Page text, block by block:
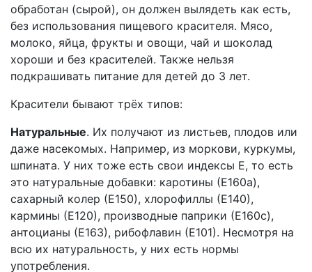
обработан (сырой), он должен вылядеть как есть,
без использования пищевого красителя. Мясо,
молоко, яйца, фрукты и овощи, чай и шоколад
хороши и без красителей. Также нельзя
подкрашивать питание для детей до 3 лет.
Красители бывают трёх типов:
Натуральные. Их получают из листьев, плодов или
даже насекомых. Например, из моркови, куркумы,
шпината. У них тоже есть свои индексы Е, то есть
это натуральные добавки: каротины (Е160а),
сахарный колер (Е150), хлорофиллы (Е140),
кармины (Е120), производные паприки (Е160с),
антоцианы (Е163), рибофлавин (Е101). Несмотря на
всю их натуральность, у них есть нормы
употребления.